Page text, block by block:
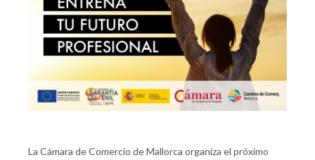
La Cámara de Comercio de Mallorca organiza el próximo